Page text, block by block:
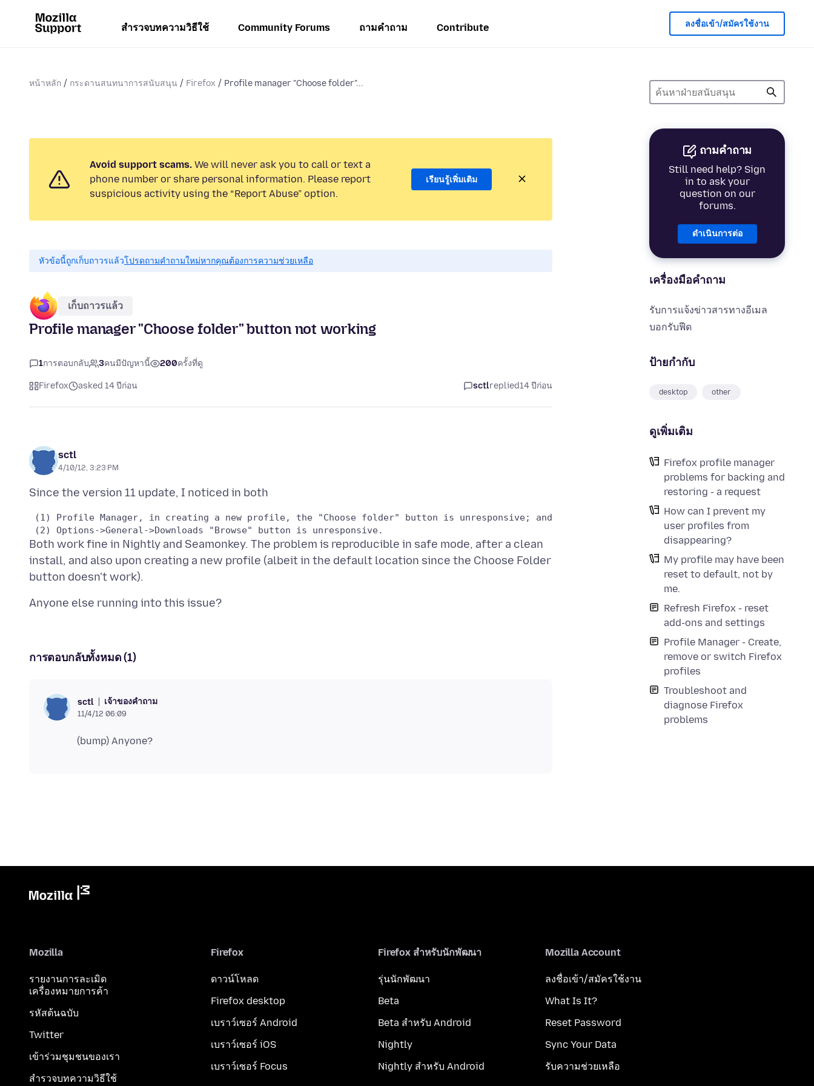
สำรวจบทความวิธีใช้ Community Forums ถามคำถาม Contribute ลงชื่อเข้า/สมัครใช้งาน
หน้าหลัก กระดานสนทนาการสนับสนุน Firefox Profile manager "Choose folder"...
ถามคำถาม
Still need help? Sign
in to ask your
question on our
forums.
ดำเนินการต่อ
เครื่องมือคำถาม
รับการแจ้งข่าวสารทางอีเมล
บอกรับฟีด
ป้ายกำกับ
desktop other
ดูเพิ่มเติม
Firefox profile manager
problems for backing and
restoring - a request
How can I prevent my
user profiles from
disappearing?
My profile may have been
reset to default, not by
me.
Refresh Firefox - reset
add-ons and settings
Profile Manager - Create,
remove or switch Firefox
profiles
Troubleshoot and
diagnose Firefox
problems
Avoid support scams. We will never ask you to call or text a
phone number or share personal information. Please report
suspicious activity using the “Report Abuse” option.
เรียนรู้เพิ่มเติม
หัวข้อนี้ถูกเก็บถาวรแล้วโปรดถามคำถามใหม่หากคุณต้องการความช่วยเหลือ
เก็บถาวรแล้ว
Profile manager "Choose folder" button not working
1การตอบกลับ 3คนมีปัญหานี้ 200ครั้งที่ดู
Firefox asked 14 ปีก่อน sctlreplied14 ปีก่อน
sctl
4/10/12, 3:23 PM
(1) Profile Manager, in creating a new profile, the "Choose folder" button is unresponsive; and in
Both work fine in Nightly and Seamonkey. The problem is reproducible in safe mode, after a clean
install, and also upon creating a new profile (albeit in the default location since the Choose Folder
การตอบกลับทั้งหมด (1)
sctl เจ้าของคำถาม
11/4/12 06:09
Mozilla
รายงานการละเมิด
เครื่องหมายการค้า
รหัสต้นฉบับ
Twitter
เข้าร่วมชุมชนของเรา
สำรวจบทความวิธีใช้
Firefox
ดาวน์โหลด
Firefox desktop
เบราว์เซอร์ Android
เบราว์เซอร์ iOS
เบราว์เซอร์ Focus
Firefox สำหรับนักพัฒนา
รุ่นนักพัฒนา
Beta
Beta สำหรับ Android
Nightly
Nightly สำหรับ Android
Mozilla Account
ลงชื่อเข้า/สมัครใช้งาน
What Is It?
Reset Password
Sync Your Data
รับความช่วยเหลือ